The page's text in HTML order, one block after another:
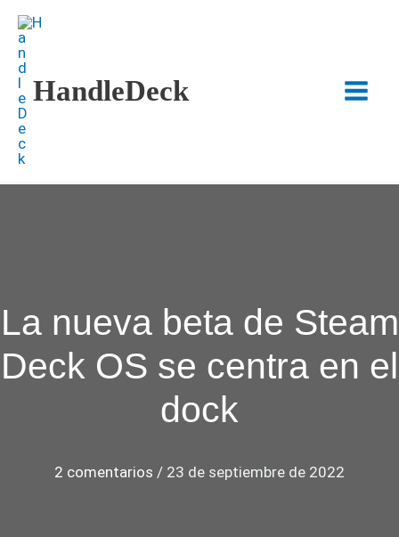
contenido
HandleDeck
La nueva beta de Steam
Deck OS se centra en el
dock
2 comentarios / 23 de septiembre de 2022